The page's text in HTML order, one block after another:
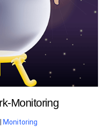
Monitoring
Monitoring